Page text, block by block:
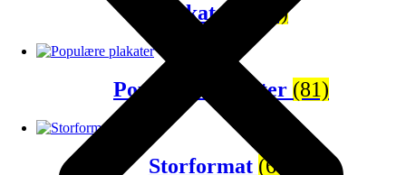
Plakatsæt (43)
Populære plakater (81)
Storformat (67)